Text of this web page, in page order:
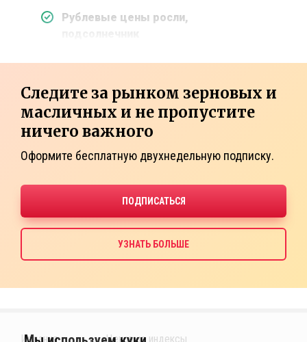
Рублевые цены росли,
Следите за рынком зерновых и
масличных и не пропустите
ничего важного
Оформите бесплатную двухнедельную подписку.
Издания Ценовые индексы